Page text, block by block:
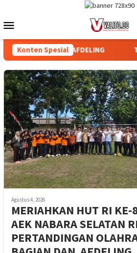
konten
Mobile
Konten Spesial
BAGIAN DAN AFDELING
Agustus 4, 2026
MERIAHKAN HUT RI
AEK NABARA SELATAN
PERTANDINGAN